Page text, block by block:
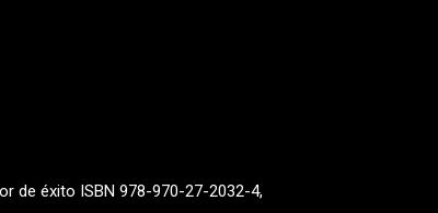
de éxito ISBN 978-970-27-2032-4,